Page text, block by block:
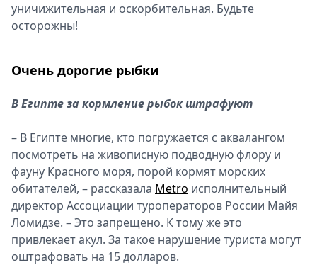
уничижительная и оскорбительная. Будьте
осторожны!
Очень дорогие рыбки
В Египте за кормление рыбок штрафуют
– В Египте многие, кто погружается с аквалангом
посмотреть на живописную подводную флору и
фауну Красного моря, порой кормят морских
обитателей, – рассказала Metro исполнительный
директор Ассоциации туроператоров России Майя
Ломидзе. – Это запрещено. К тому же это
привлекает акул. За такое нарушение туриста могут
оштрафовать на 15 долларов.